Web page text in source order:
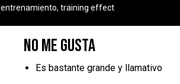
entrenamiento, training effect
No me gusta
Es bastante grande y llamativo